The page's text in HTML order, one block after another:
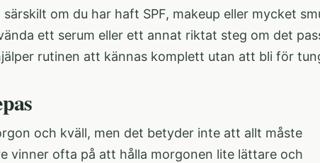
om du har haft SPF, makeup eller mycket
ett serum eller ett annat riktat steg om det
rutinen att kännas komplett utan att bli för
och kväll, men det betyder inte att allt måste
vinner ofta på att hålla morgonen lite lättare och